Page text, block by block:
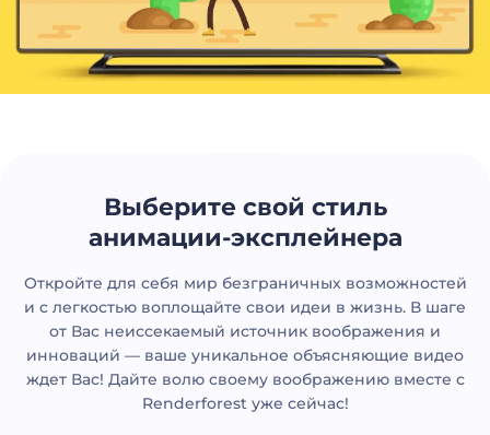
Выберите свой стиль
анимации-эксплейнера
Откройте для себя мир безграничных возможностей
и с легкостью воплощайте свои идеи в жизнь. В шаге
от Вас неиссекаемый источник воображения и
инноваций — ваше уникальное объясняющиe видео
ждет Вас! Дайте волю своему воображению вместе с
Renderforest уже сейчас!